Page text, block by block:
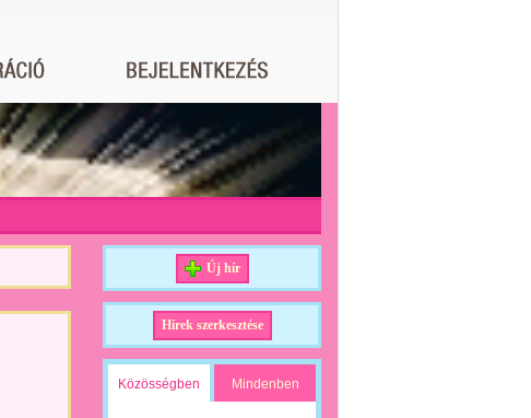
Új hír
Hírek szerkesztése
Közösségben Mindenben